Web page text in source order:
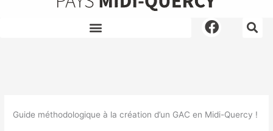
F
a
o
k
Guide méthodologique à la création d’un GAC en Midi-Quercy !